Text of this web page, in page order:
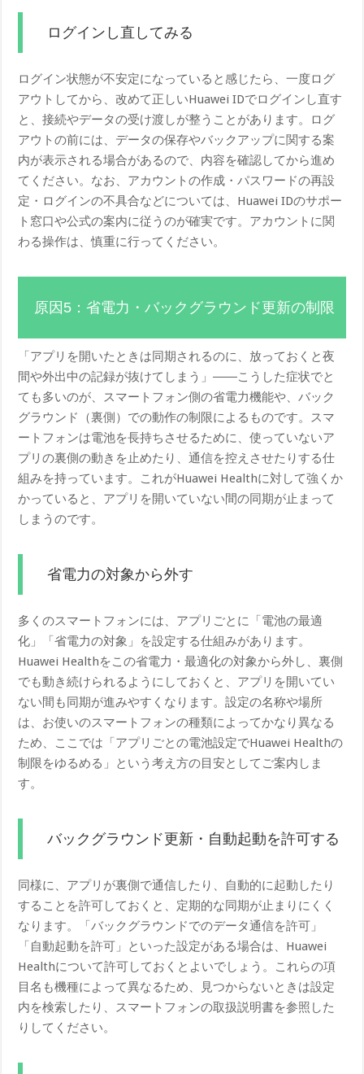
ログインし直してみる
ログイン状態が不安定になっていると感じたら、一度ログ
アウトしてから、改めて正しいHuawei IDでログインし直す
と、接続やデータの受け渡しが整うことがあります。ログ
アウトの前には、データの保存やバックアップに関する案
内が表示される場合があるので、内容を確認してから進め
てください。なお、アカウントの作成・パスワードの再設
定・ログインの不具合などについては、Huawei IDのサポー
ト窓口や公式の案内に従うのが確実です。アカウントに関
わる操作は、慎重に行ってください。
原因5：省電力・バックグラウンド更新の制限
「アプリを開いたときは同期されるのに、放っておくと夜
間や外出中の記録が抜けてしまう」――こうした症状でと
ても多いのが、スマートフォン側の省電力機能や、バック
グラウンド（裏側）での動作の制限によるものです。スマ
ートフォンは電池を長持ちさせるために、使っていないア
プリの裏側の動きを止めたり、通信を控えさせたりする仕
組みを持っています。これがHuawei Healthに対して強くか
かっていると、アプリを開いていない間の同期が止まって
しまうのです。
省電力の対象から外す
多くのスマートフォンには、アプリごとに「電池の最適
化」「省電力の対象」を設定する仕組みがあります。
Huawei Healthをこの省電力・最適化の対象から外し、裏側
でも動き続けられるようにしておくと、アプリを開いてい
ない間も同期が進みやすくなります。設定の名称や場所
は、お使いのスマートフォンの種類によってかなり異なる
ため、ここでは「アプリごとの電池設定でHuawei Healthの
制限をゆるめる」という考え方の目安としてご案内しま
す。
バックグラウンド更新・自動起動を許可する
同様に、アプリが裏側で通信したり、自動的に起動したり
することを許可しておくと、定期的な同期が止まりにくく
なります。「バックグラウンドでのデータ通信を許可」
「自動起動を許可」といった設定がある場合は、Huawei
Healthについて許可しておくとよいでしょう。これらの項
目名も機種によって異なるため、見つからないときは設定
内を検索したり、スマートフォンの取扱説明書を参照した
りしてください。